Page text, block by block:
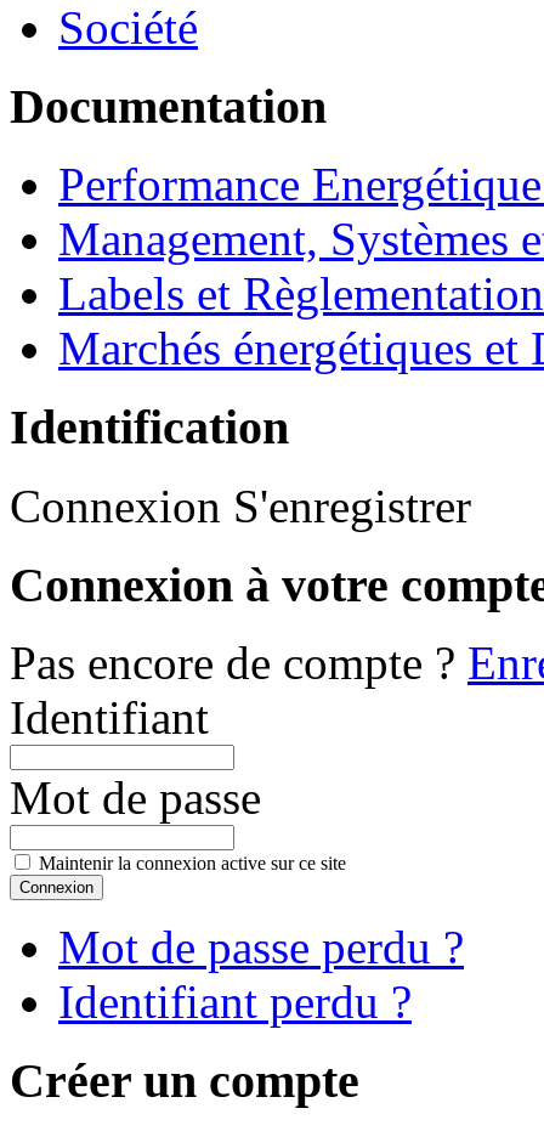
Société
Documentation
Performance
Management, Systèmes
Labels et
Marchés énergétiques
Identification
Connexion S'enregistrer
Connexion à votre
Pas encore de compte ?
Identifiant
Mot de passe
Maintenir la connexion active sur ce site
Mot de passe perdu ?
Identifiant perdu ?
Créer un compte